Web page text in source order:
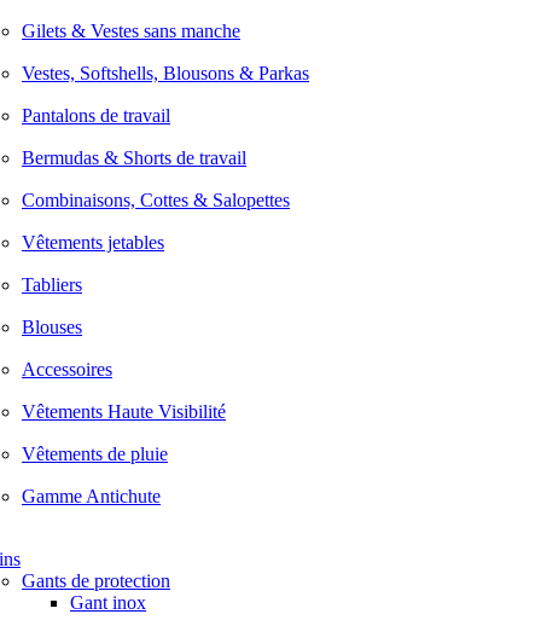
Gilets & Vestes sans manche
Vestes, Softshells, Blousons & Parkas
Pantalons de travail
Bermudas & Shorts de travail
Combinaisons, Cottes & Salopettes
Vêtements jetables
Tabliers
Blouses
Accessoires
Vêtements Haute Visibilité
Vêtements de pluie
Gamme Antichute
Gants de protection
Gant inox